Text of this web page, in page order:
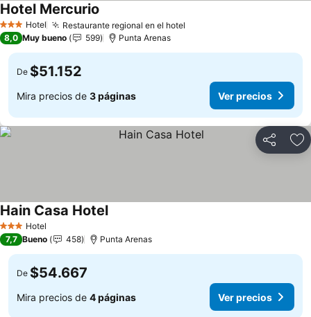
3 Estrellas
Hotel Restaurante regional en el hotel
Hotel Mercurio
8,0 Muy bueno 599 Punta Arenas
De $51.152
Mira precios de 3 páginas Ver precios
Compartir
3 Estrellas
Hotel
Hain Casa HotelVer precios
7,7 Bueno 458 Punta Arenas
De $54.667
Mira precios de 4 páginas Ver precios